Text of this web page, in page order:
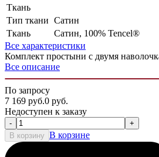
Ткань
Тип ткани Сатин
Ткань
Сатин, 100% Tencel®
Все характеристики
Комплект простыни с двумя
Все описание
По запросу
7 169 руб.0 руб.
Недоступен к заказу
-
+
В корзину В корзине